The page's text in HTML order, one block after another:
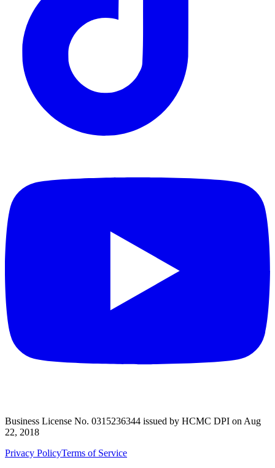
Business License No. 0315236344 issued by HCMC DPI on Aug
22, 2018
Privacy PolicyTerms of Service